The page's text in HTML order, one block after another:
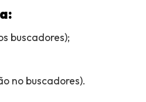
buscadores);
no buscadores).